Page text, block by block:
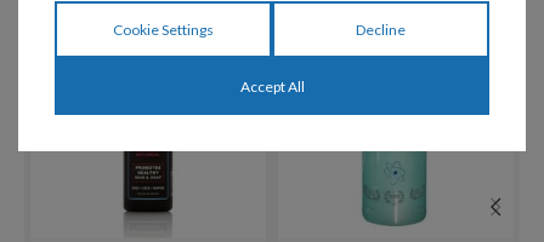
Decline
Cookie Settings
Accept All